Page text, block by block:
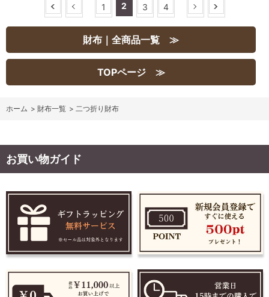
1
2 3 4
財布｜全商品一覧 ≫
TOPページ ≫
ホーム > 財布一覧 > 二つ折り財布
お買い物ガイド